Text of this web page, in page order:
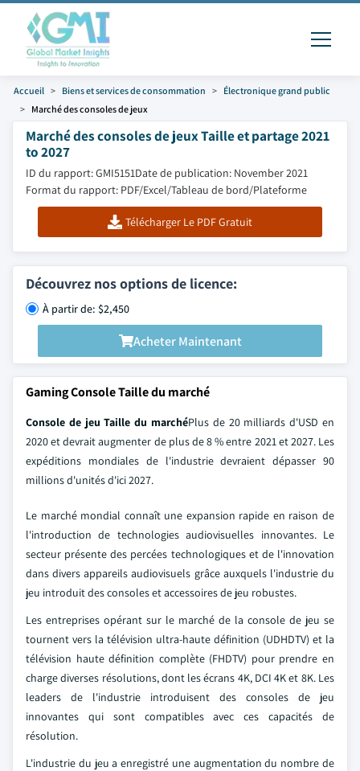
Accueil Biens et services de consommation
Électronique grand public
Marché des consoles de jeux
Marché des consoles de jeux Taille et partage 2021
to 2027
ID du rapport: GMI5151Date de publication: November 2021
Format du rapport: PDF/Excel/Tableau de bord/Plateforme
Télécharger Le PDF Gratuit
Découvrez nos options de licence:
À partir de: $2,450
Acheter Maintenant
Gaming Console Taille du marché
Console de jeu Taille du marchéPlus de 20 milliards d'USD en
2020 et devrait augmenter de plus de 8 % entre 2021 et 2027. Les
expéditions mondiales de l'industrie devraient dépasser 90
millions d'unités d'ici 2027.
Le marché mondial connaît une expansion rapide en raison de
l'introduction de technologies audiovisuelles innovantes. Le
secteur présente des percées technologiques et de l'innovation
dans divers appareils audiovisuels grâce auxquels l'industrie du
jeu introduit des consoles et accessoires de jeu robustes.
Les entreprises opérant sur le marché de la console de jeu se
tournent vers la télévision ultra-haute définition (UDHDTV) et la
télévision haute définition complète (FHDTV) pour prendre en
charge diverses résolutions, dont les écrans 4K, DCI 4K et 8K. Les
leaders de l'industrie introduisent des consoles de jeu
innovantes qui sont compatibles avec ces capacités de
résolution.
L'industrie du jeu a enregistré une augmentation du nombre de